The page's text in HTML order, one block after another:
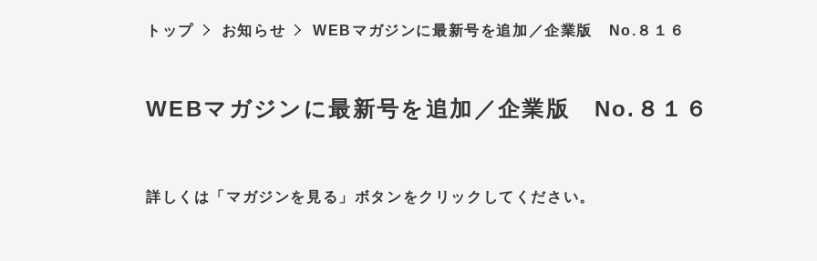
トップ お知らせ WEBマガジンに最新号を追加／企業版 No.８１６
WEBマガジンに最新号を追加／企業版 No.８１６
詳しくは「マガジンを見る」ボタンをクリックしてください。